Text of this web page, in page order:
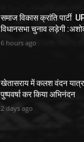
समाज विकास क्रांति पार्टी
विधानसभा चुनाव लड़ेगी
6 hours ago
खेतासराय में कलश वंदन
पुष्पवर्षा कर किया अभिनंदन
2 days ago